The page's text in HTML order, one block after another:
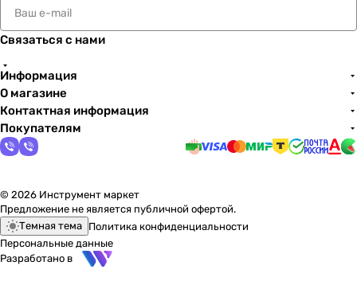
Связаться с нами
Информация
О магазине
Контактная информация
Покупателям
© 2026 Инструмент маркет
Предложение не является публичной офертой.
Темная тема Политика конфиденциальности
Персональные данные
Разработано в